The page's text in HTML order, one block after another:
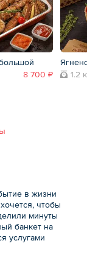
8 700 ₽
1.2
в жизни
чтобы
минуты
банкет на
услугами